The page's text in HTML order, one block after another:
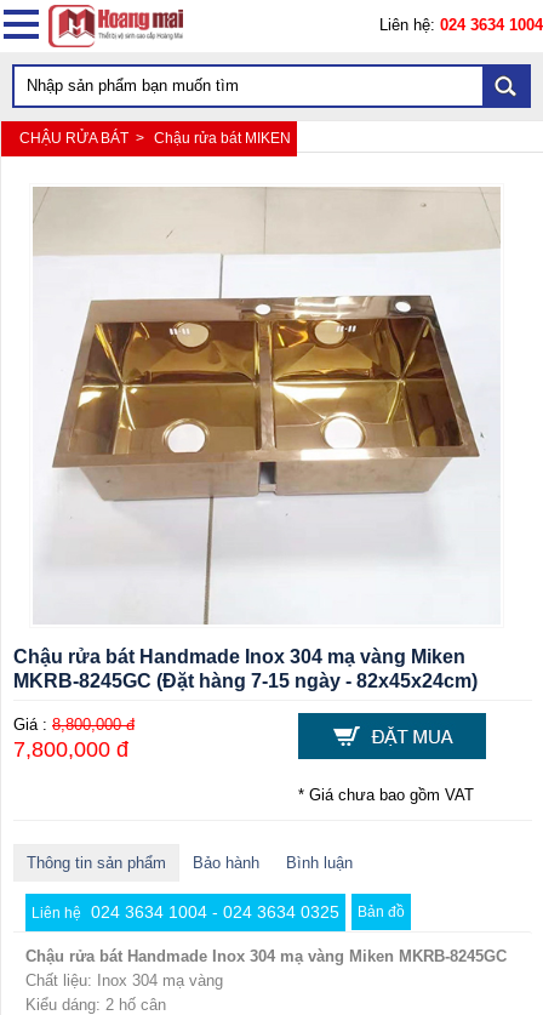
Liên hệ: 024 3634 1004
CHẬU RỬA BÁT > Chậu rửa bát MIKEN
Chậu rửa bát Handmade Inox 304 mạ vàng Miken
MKRB-8245GC (Đặt hàng 7-15 ngày - 82x45x24cm)
Giá : 8,800,000 đ
7,800,000 đ
* Giá chưa bao gồm VAT
Thông tin sản phẩm Bảo hành Bình luận
Liên hệ 024 3634 1004 - 024 3634 0325 Bản đồ
Chậu rửa bát Handmade Inox 304 mạ vàng Miken MKRB-8245GC
Chất liệu: Inox 304 mạ vàng
Kiểu dáng: 2 hố cân